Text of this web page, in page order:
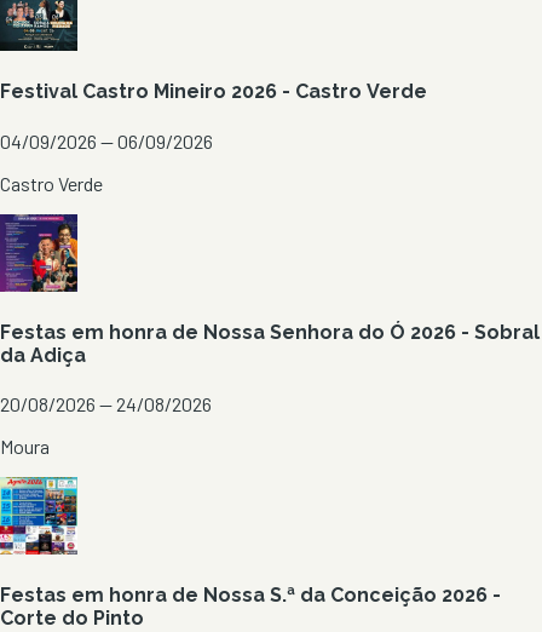
Festival Castro Mineiro 2026 - Castro Verde
04/09/2026 — 06/09/2026
Castro Verde
Festas em honra de Nossa Senhora do Ó 2026 - Sobral
da Adiça
20/08/2026 — 24/08/2026
Moura
Festas em honra de Nossa S.ª da Conceição 2026 -
Corte do Pinto